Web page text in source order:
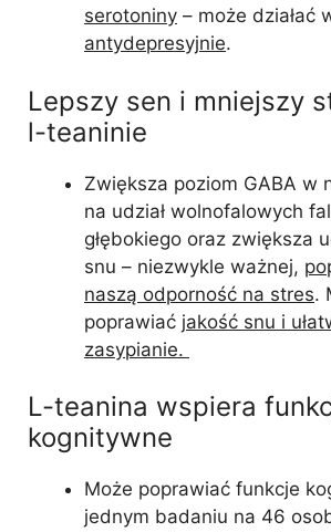
serotoniny – może działać
antydepresyjnie.
Lepszy sen i mniejszy
l-teaninie
Zwiększa poziom GABA w
na udział wolnofalowych
głębokiego oraz zwiększa
snu – niezwykle ważnej,
naszą odporność na stres.
poprawiać jakość snu i
zasypianie.
L-teanina wspiera
kognitywne
Może poprawiać funkcje
jednym badaniu na 46